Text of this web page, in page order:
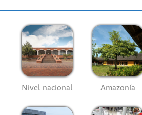
Nivel nacional Amazonía